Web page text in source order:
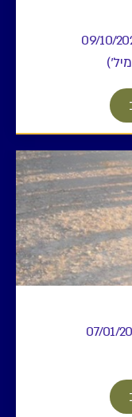
09/10/
07/01/